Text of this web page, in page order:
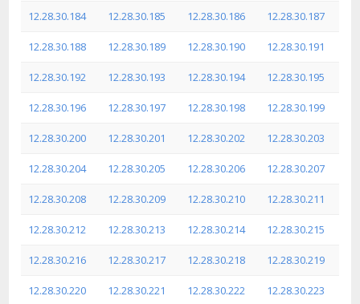
12.28.30.184 12.28.30.185 12.28.30.186 12.28.30.187
12.28.30.188 12.28.30.189 12.28.30.190 12.28.30.191
12.28.30.192 12.28.30.193 12.28.30.194 12.28.30.195
12.28.30.196 12.28.30.197 12.28.30.198 12.28.30.199
12.28.30.200 12.28.30.201 12.28.30.202 12.28.30.203
12.28.30.204 12.28.30.205 12.28.30.206 12.28.30.207
12.28.30.208 12.28.30.209 12.28.30.210 12.28.30.211
12.28.30.212 12.28.30.213 12.28.30.214 12.28.30.215
12.28.30.216 12.28.30.217 12.28.30.218 12.28.30.219
12.28.30.220 12.28.30.221 12.28.30.222 12.28.30.223